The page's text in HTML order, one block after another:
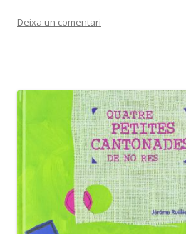
Deixa un comentari